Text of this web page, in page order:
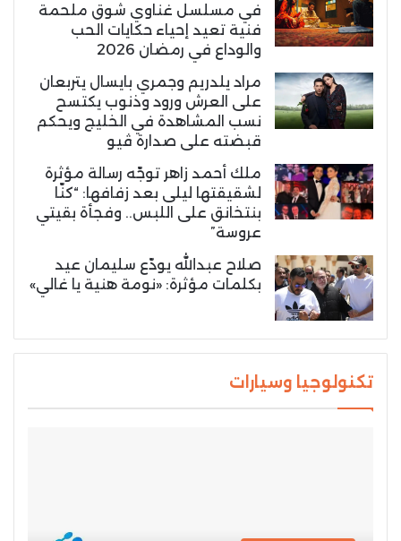
في مسلسل غناوي شوق ملحمة
فنية تعيد إحياء حكايات الحب
والوداع في رمضان 2026
مراد يلدريم وجمري بايسال يتربعان
على العرش ورود وذنوب يكتسح
نسب المشاهدة في الخليج ويحكم
قبضته على صدارة ڤيو
ملك أحمد زاهر توجّه رسالة مؤثرة
لشقيقتها ليلى بعد زفافها: “كنّا
بنتخانق على اللبس.. وفجأة بقيتي
عروسة”
صلاح عبدالله يودّع سليمان عيد
بكلمات مؤثرة: «نومة هنية يا غالي»
تكنولوجيا وسيارات